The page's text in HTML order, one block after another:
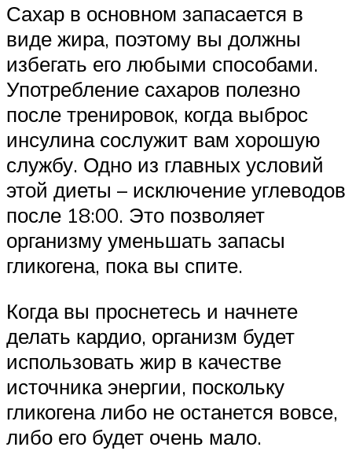
Сахар в основном запасается в
виде жира, поэтому вы должны
избегать его любыми способами.
Употребление сахаров полезно
после тренировок, когда выброс
инсулина сослужит вам хорошую
службу. Одно из главных условий
этой диеты – исключение углеводов
после 18:00. Это позволяет
организму уменьшать запасы
гликогена, пока вы спите.
Когда вы проснетесь и начнете
делать кардио, организм будет
использовать жир в качестве
источника энергии, поскольку
гликогена либо не останется вовсе,
либо его будет очень мало.